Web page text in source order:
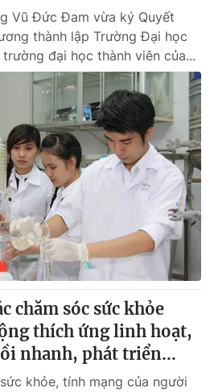
Vũ Đức Đam vừa ký Quyết
thành lập Trường Đại học
đại học thành viên của...
chăm sóc sức khỏe
thích ứng linh hoạt,
nhanh, phát triển...
khỏe, tính mạng của người